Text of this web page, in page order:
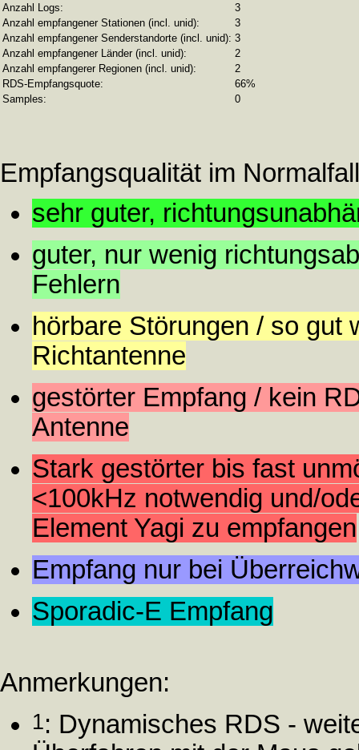
Anzahl Logs:
3
Anzahl empfangener Stationen (incl. unid):
3
Anzahl empfangener Senderstandorte (incl. unid): 3
Anzahl empfangener Länder (incl. unid):
2
Anzahl empfangerer Regionen (incl. unid):
2
RDS-Empfangsquote:
66%
Samples:
0
Empfangsqualität im
sehr guter,
guter, nur wenig
Fehlern
hörbare Störungen / so gut
Richtantenne
gestörter Empfang / kein
Antenne
Stark gestörter bis fast
<100kHz notwendig und/
Element Yagi zu empfangen
Empfang nur bei
Sporadic-E Empfang
Anmerkungen:
1: Dynamisches RDS -